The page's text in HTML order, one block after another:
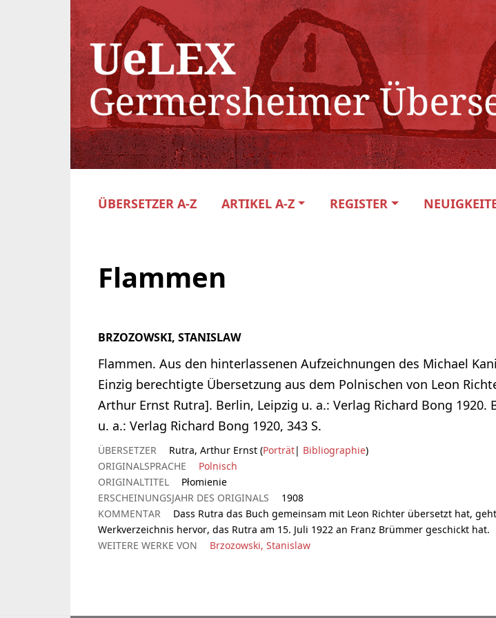
ÜBERSETZER A-Z ARTIKEL A-Z REGISTER
Flammen
BRZOZOWSKI, STANISLAW
Flammen. Aus den hinterlassenen Aufzeichnungen des Michael
Einzig berechtigte Übersetzung aus dem Polnischen von Leon
Arthur Ernst Rutra]. Berlin, Leipzig u. a.: Verlag Richard Bong 1920.
u. a.: Verlag Richard Bong 1920, 343 S.
ÜBERSETZER Rutra, Arthur Ernst (Porträt| Bibliographie)
ORIGINALSPRACHE
Polnisch
ORIGINALTITEL
Płomienie
ERSCHEINUNGSJAHR DES ORIGINALS
1908
KOMMENTAR
Dass Rutra das Buch gemeinsam mit Leon Richter übersetzt hat,
Werkverzeichnis hervor, das Rutra am 15. Juli 1922 an Franz Brümmer geschickt hat.
WEITERE WERKE VON
Brzozowski, Stanislaw